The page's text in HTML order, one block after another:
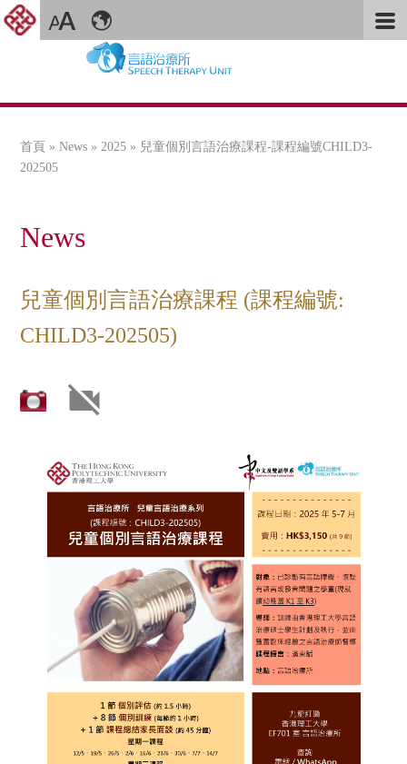
您在這裡
首頁 »News » 2025 » 兒童個別言語治療課程-課程編號CHILD3-
202505
News
兒童個別言語治療課程 (課程編號:
CHILD3-202505)